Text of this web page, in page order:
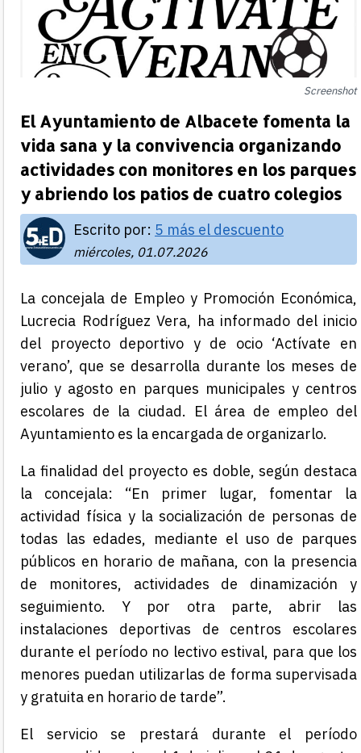
Screenshot
El Ayuntamiento de Albacete fomenta la
vida sana y la convivencia organizando
actividades con monitores en los parques
y abriendo los patios de cuatro colegios
Escrito por: 5 más el descuento
miércoles, 01.07.2026
La concejala de Empleo y Promoción Económica,
Lucrecia Rodríguez Vera, ha informado del inicio
del proyecto deportivo y de ocio ‘Actívate en
verano’, que se desarrolla durante los meses de
julio y agosto en parques municipales y centros
escolares de la ciudad. El área de empleo del
Ayuntamiento es la encargada de organizarlo.
La finalidad del proyecto es doble, según destaca
la concejala: “En primer lugar, fomentar la
actividad física y la socialización de personas de
todas las edades, mediante el uso de parques
públicos en horario de mañana, con la presencia
de monitores, actividades de dinamización y
seguimiento. Y por otra parte, abrir las
instalaciones deportivas de centros escolares
durante el período no lectivo estival, para que los
menores puedan utilizarlas de forma supervisada
y gratuita en horario de tarde”.
El servicio se prestará durante el período